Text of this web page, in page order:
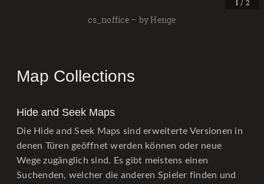
1 / 2
cs_noffice – by Henge
Map Collections
Hide and Seek Maps
Die Hide and Seek Maps sind erweiterte Versionen in
denen Türen geöffnet werden können oder neue
Wege zugänglich sind. Es gibt meistens einen
Suchenden, welcher die anderen Spieler finden und